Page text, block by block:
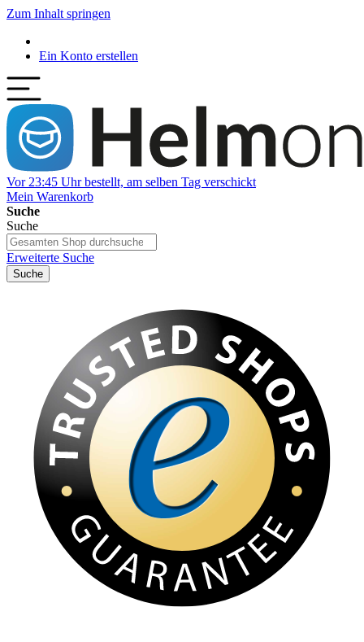
Zum Inhalt springen
Ein Konto erstellen
Vor 23:45 Uhr bestellt, am selben Tag verschickt
Mein Warenkorb
Suche
Suche
Erweiterte Suche
Suche